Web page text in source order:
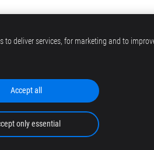
to deliver services, for marketing and to
Accept all
only essential